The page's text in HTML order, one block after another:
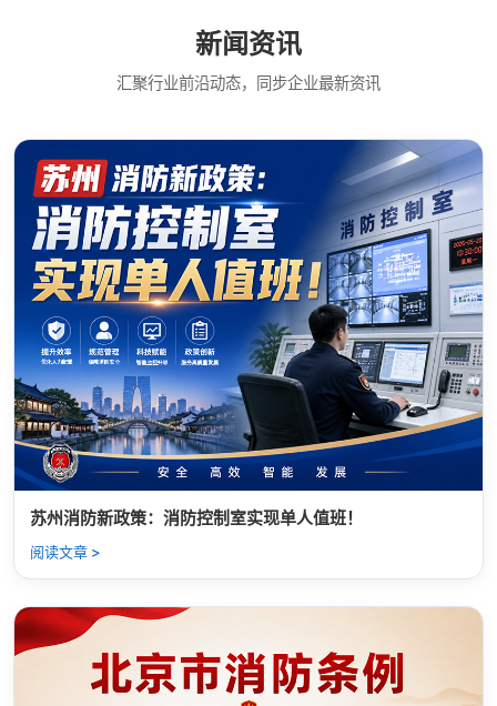
新闻资讯
汇聚行业前沿动态，同步企业最新资讯
苏州消防新政策：消防控制室实现单人值班！
阅读文章 >